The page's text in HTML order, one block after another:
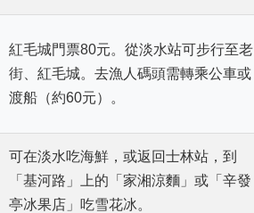
紅毛城門票80元。從淡水站可步行至老
街、紅毛城。去漁人碼頭需轉乘公車或
渡船（約60元）。
可在淡水吃海鮮，或返回士林站，到
「基河路」上的「家湘涼麵」或「辛發
亭冰果店」吃雪花冰。